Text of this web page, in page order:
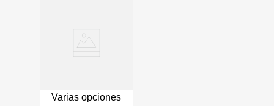
Varias opciones